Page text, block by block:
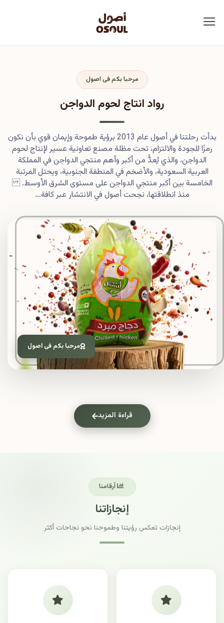
مرحبا بكم فى اصول
مرحبا بكم فى اصول
رواد انتاج لحوم الدواجن
بدأت رحلتنا في أصول عام 2013 برؤية طموحة وإيمان قوي بأن نكون
رمزًا للجودة والالتزام، تحت مظلة مصنع تعاونية عسير لإنتاج لحوم
الدواجن، والذي يُعدُّ من أكبر وأهم منتجي الدواجن في المملكة
العربية السعودية، والأضخم في المنطقة الجنوبية، ويحتل المرتبة
الخامسة بين أكبر منتجي الدواجن على مستوى الشرق الأوسط.
منذ انطلاقتها، نجحت أصول في الانتشار عبر كافة...
قراءة المزيد
أرقامنا
إنجازاتنا
إنجازات تعكس رؤيتنا وطموحنا نحو نجاحات أكثر